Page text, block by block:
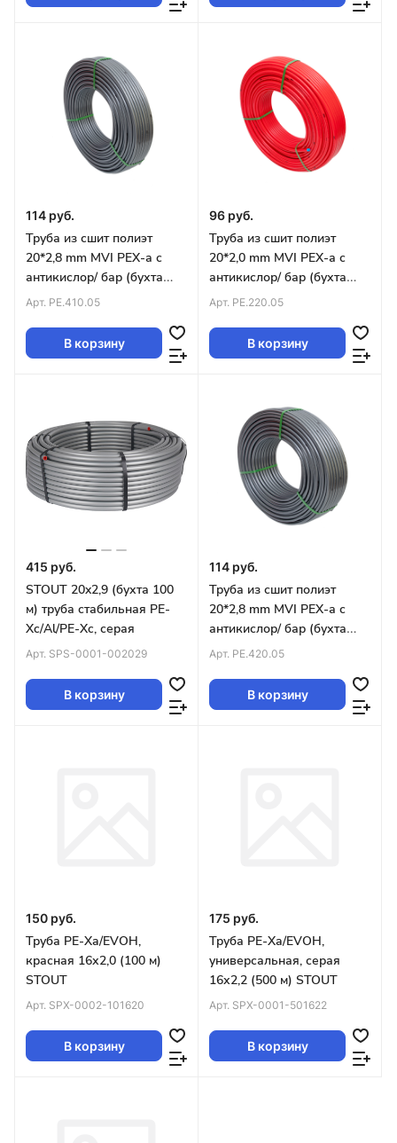
114 руб.
Труба из сшит полиэт
20*2,8 mm MVI PEX-а с
антикислор/ бар (бухта
100м) серая
Арт. PE.410.05
В корзину
96 руб.
Труба из сшит полиэт
20*2,0 mm MVI PEX-а с
антикислор/ бар (бухта
200м) красная
Арт. PE.220.05
В корзину
415 руб.
STOUT 20x2,9 (бухта 100
м) труба стабильная PE-
Xc/Al/PE-Xc, серая
Арт. SPS-0001-002029
В корзину
114 руб.
Труба из сшит полиэт
20*2,8 mm MVI PEX-а с
антикислор/ бар (бухта
200м) серая
Арт. PE.420.05
В корзину
150 руб.
Труба PE-Xa/EVOH,
красная 16х2,0 (100 м)
STOUT
Арт. SPX-0002-101620
В корзину
175 руб.
Труба PE-Xa/EVOH,
универсальная, серая
16х2,2 (500 м) STOUT
Арт. SPX-0001-501622
В корзину